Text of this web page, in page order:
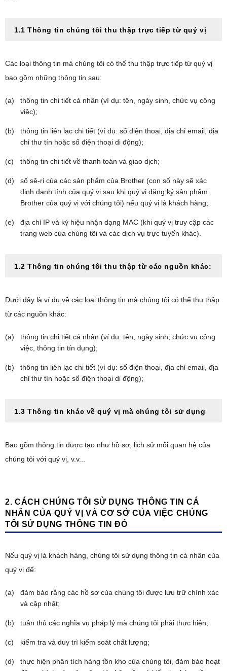
1.1 Thông tin chúng tôi thu thập trực tiếp từ quý vị
Các loại thông tin mà chúng tôi có thể thu thập trực tiếp từ quý vị
bao gồm những thông tin sau:
thông tin chi tiết cá nhân (ví dụ: tên, ngày sinh, chức vụ công
việc);
thông tin liên lạc chi tiết (ví dụ: số điện thoại, địa chỉ email, địa
chỉ thư tín hoặc số điện thoại di động);
thông tin chi tiết về thanh toán và giao dịch;
số sê-ri của các sản phẩm của Brother (con số này sẽ xác
định danh tính của quý vị sau khi quý vị đăng ký sản phẩm
Brother của quý vị với chúng tôi) nếu quý vị là khách hàng;
địa chỉ IP và ký hiệu nhận dạng MAC (khi quý vị truy cập các
trang web của chúng tôi và các dịch vụ trực tuyến khác).
1.2 Thông tin chúng tôi thu thập từ các nguồn khác:
Dưới đây là ví dụ về các loại thông tin mà chúng tôi có thể thu thập
từ các nguồn khác:
thông tin chi tiết cá nhân (ví dụ: tên, ngày sinh, chức vụ công
việc, thông tin tín dụng);
thông tin liên lạc chi tiết (ví dụ: số điện thoại, địa chỉ email, địa
chỉ thư tín hoặc số điện thoại di động);
1.3 Thông tin khác về quý vị mà chúng tôi sử dụng
Bao gồm thông tin được tạo như hồ sơ, lịch sử mối quan hệ của
chúng tôi với quý vị, v.v...
2. CÁCH CHÚNG TÔI SỬ DỤNG THÔNG TIN CÁ
NHÂN CỦA QUÝ VỊ VÀ CƠ SỞ CỦA VIỆC CHÚNG
TÔI SỬ DỤNG THÔNG TIN ĐÓ
Nếu quý vị là khách hàng, chúng tôi sử dụng thông tin cá nhân của
quý vị để:
đảm bảo rằng các hồ sơ của chúng tôi được lưu trữ chính xác
và cập nhật;
tuân thủ các nghĩa vụ pháp lý mà chúng tôi phải thực hiện;
kiểm tra và duy trì kiểm soát chất lượng;
thực hiện phân tích hàng tồn kho của chúng tôi, đảm bảo hoạt